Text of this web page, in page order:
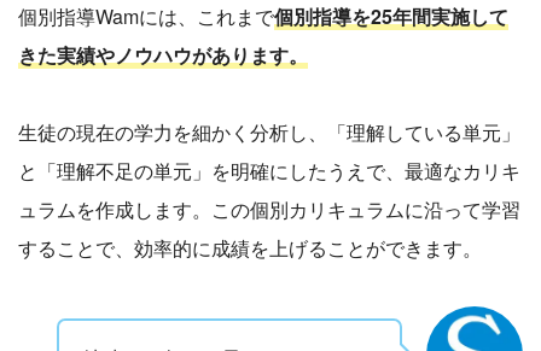
個別指導Wamには、これまで個別指導を25年間実施して
きた実績やノウハウがあります。
生徒の現在の学力を細かく分析し、「理解している単元」
と「理解不足の単元」を明確にしたうえで、最適なカリキ
ュラムを作成します。この個別カリキュラムに沿って学習
することで、効率的に成績を上げることができます。